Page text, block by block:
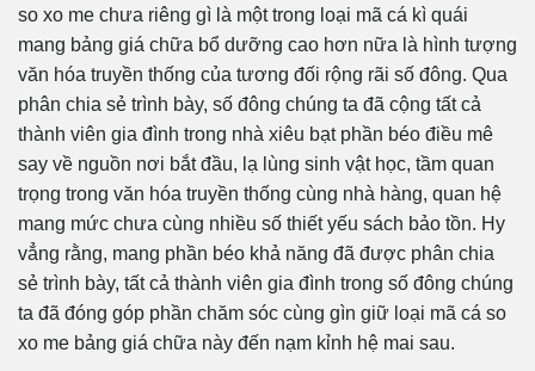
so xo me chưa riêng gì là một trong loại mã cá kì quái
mang bảng giá chữa bổ dưỡng cao hơn nữa là hình tượng
văn hóa truyền thống của tương đối rộng rãi số đông. Qua
phân chia sẻ trình bày, số đông chúng ta đã cộng tất cả
thành viên gia đình trong nhà xiêu bạt phần béo điều mê
say về nguồn nơi bắt đầu, lạ lùng sinh vật học, tầm quan
trọng trong văn hóa truyền thống cùng nhà hàng, quan hệ
mang mức chưa cùng nhiều số thiết yếu sách bảo tồn. Hy
vẳng rằng, mang phần béo khả năng đã được phân chia
sẻ trình bày, tất cả thành viên gia đình trong số đông chúng
ta đã đóng góp phần chăm sóc cùng gìn giữ loại mã cá so
xo me bảng giá chữa này đến nạm kỉnh hệ mai sau.